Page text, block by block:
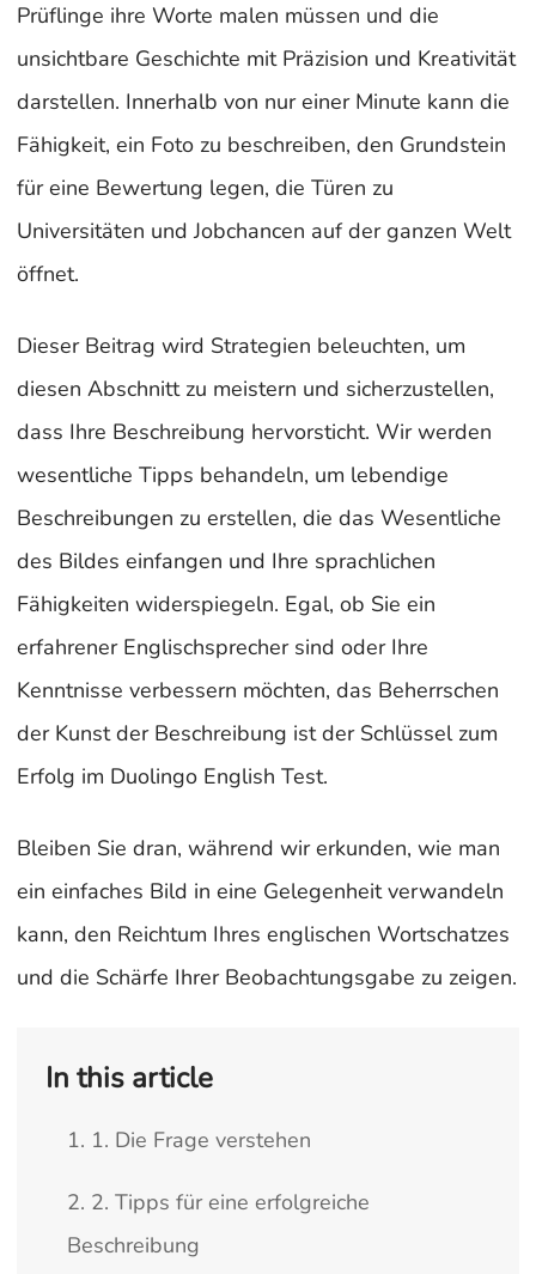
Prüflinge ihre Worte malen müssen und die
unsichtbare Geschichte mit Präzision und Kreativität
darstellen. Innerhalb von nur einer Minute kann die
Fähigkeit, ein Foto zu beschreiben, den Grundstein
für eine Bewertung legen, die Türen zu
Universitäten und Jobchancen auf der ganzen Welt
öffnet.
Dieser Beitrag wird Strategien beleuchten, um
diesen Abschnitt zu meistern und sicherzustellen,
dass Ihre Beschreibung hervorsticht. Wir werden
wesentliche Tipps behandeln, um lebendige
Beschreibungen zu erstellen, die das Wesentliche
des Bildes einfangen und Ihre sprachlichen
Fähigkeiten widerspiegeln. Egal, ob Sie ein
erfahrener Englischsprecher sind oder Ihre
Kenntnisse verbessern möchten, das Beherrschen
der Kunst der Beschreibung ist der Schlüssel zum
Erfolg im Duolingo English Test.
Bleiben Sie dran, während wir erkunden, wie man
ein einfaches Bild in eine Gelegenheit verwandeln
kann, den Reichtum Ihres englischen Wortschatzes
und die Schärfe Ihrer Beobachtungsgabe zu zeigen.
In this article
1. 1. Die Frage verstehen
2. 2. Tipps für eine erfolgreiche
Beschreibung